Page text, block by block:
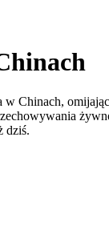
w Chinach,
dziś.